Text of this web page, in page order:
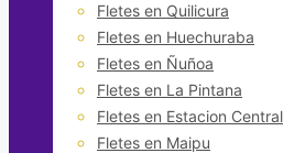
Fletes en Quilicura
Fletes en Huechuraba
Fletes en Ñuñoa
Fletes en La Pintana
Fletes en Estacion Central
Fletes en Maipu